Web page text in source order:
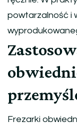
powtarzalność i
Frezarki